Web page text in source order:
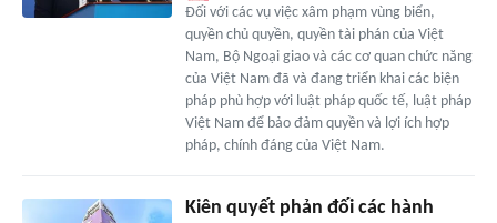
Đối với các vụ việc xâm phạm vùng biển,
quyền chủ quyền, quyền tài phán của Việt
Nam, Bộ Ngoại giao và các cơ quan chức năng
của Việt Nam đã và đang triển khai các biện
pháp phù hợp với luật pháp quốc tế, luật pháp
Việt Nam để bảo đảm quyền và lợi ích hợp
pháp, chính đáng của Việt Nam.
Kiên quyết phản đối các hành